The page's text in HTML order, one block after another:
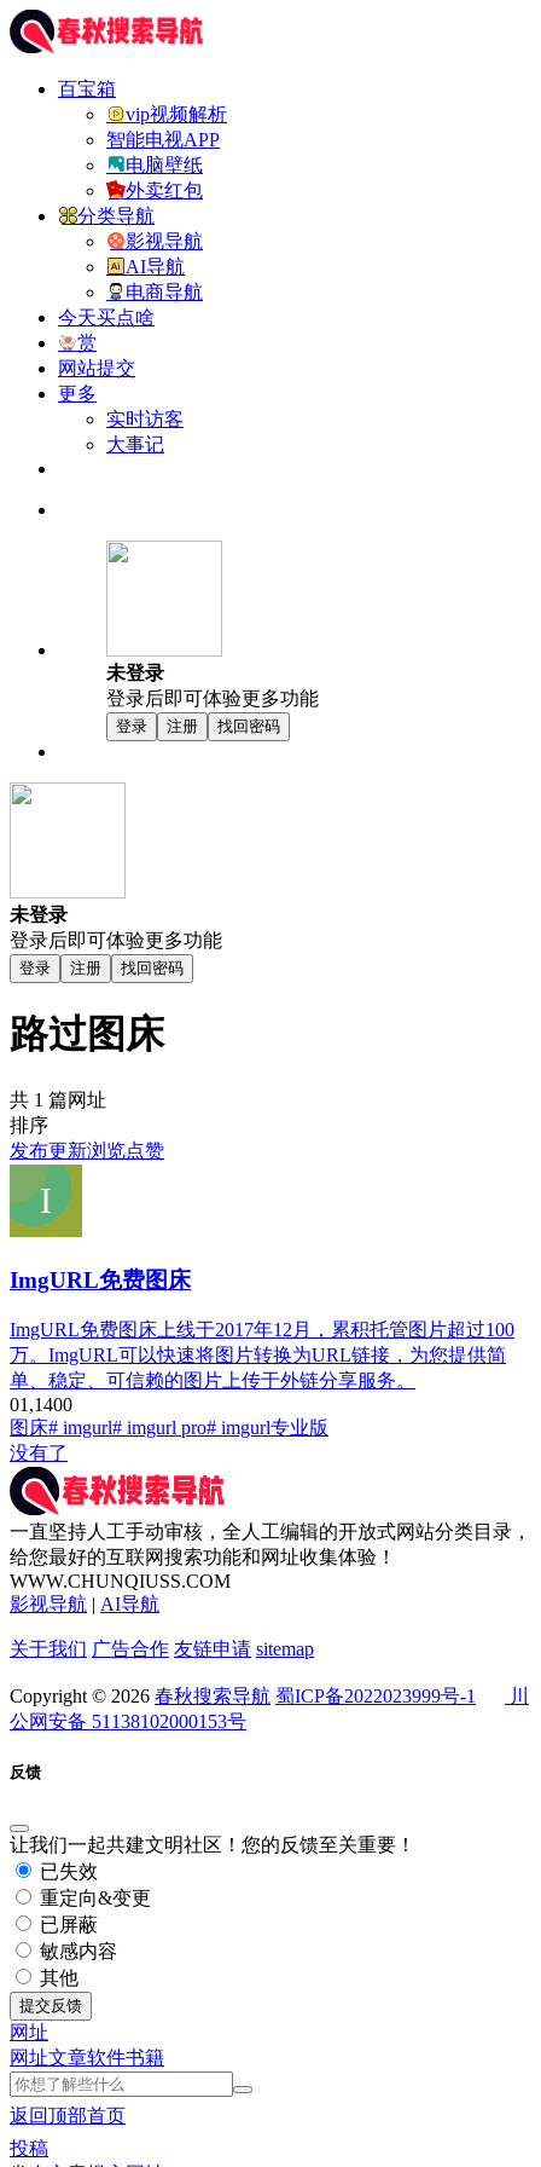
百宝箱
vip视频解析
智能电视APP
电脑壁纸
外卖红包
分类导航
影视导航
AI导航
电商导航
今天买点啥
赏
网站提交
更多
实时访客
大事记
未登录
登录后即可体验更多功能
登录 注册 找回密码
未登录
登录后即可体验更多功能
登录 注册 找回密码
路过图床
共 1 篇网址
排序
发布更新浏览点赞
ImgURL免费图床
ImgURL免费图床上线于2017年12月，累积托管图片超过100
万。ImgURL可以快速将图片转换为URL链接，为您提供简
单、稳定、可信赖的图片上传于外链分享服务。
01,1400
图床# imgurl# imgurl pro# imgurl专业版
没有了
一直坚持人工手动审核，全人工编辑的开放式网站分类目录，
给您最好的互联网搜索功能和网址收集体验！
WWW.CHUNQIUSS.COM
影视导航 | AI导航
关于我们 广告合作 友链申请 sitemap
Copyright © 2026 春秋搜索导航 蜀ICP备2022023999号-1
川
公网安备 51138102000153号
反馈
让我们一起共建文明社区！您的反馈至关重要！
已失效
重定向&变更
已屏蔽
敏感内容
其他
提交反馈
网址
网址文章软件书籍
返回顶部首页
投稿